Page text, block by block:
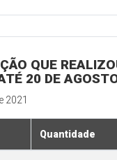
QUE
20 DE
2021
Quantidade